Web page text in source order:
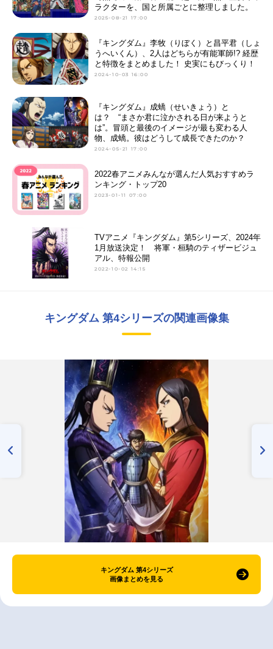
ラクターを、国と所属ごとに整理しました。
2025-08-21 17:00
『キングダム』李牧（りぼく）と昌平君（しょ
うへいくん）、2人はどちらが有能軍師!? 経歴
と特徴をまとめました！ 史実にもびっくり！
2024-10-03 16:00
『キングダム』成蟜（せいきょう）と
は？ “まさか君に泣かされる日が来ようと
は”。冒頭と最後のイメージが最も変わる人
物、成蟜。彼はどうして成長できたのか？
2024-05-21 17:00
2022春アニメみんなが選んだ人気おすすめラ
ンキング・トップ20
2023-01-11 07:00
TVアニメ『キングダム』第5シリーズ、2024年
1月放送決定！ 将軍・桓騎のティザービジュ
アル、特報公開
2022-10-02 14:15
キングダム 第4シリーズの関連画像集
キングダム 第4シリーズ
画像まとめを見る